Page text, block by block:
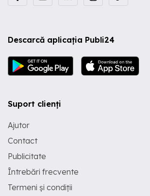
Descarcă aplicația Publi24
Suport clienți
Ajutor
Contact
Publicitate
Întrebări frecvente
Termeni și condiții